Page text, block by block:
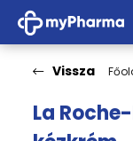
Vissza
La